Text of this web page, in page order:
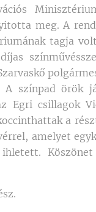
meg. A
tagja
színpad örök
Egri csillagok
a
amelyet
Köszönet